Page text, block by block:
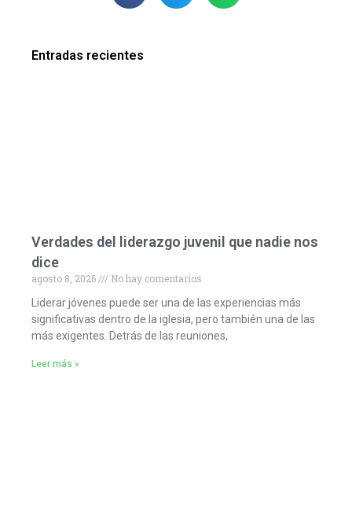
Entradas recientes
Verdades del liderazgo juvenil que nadie nos
dice
agosto 8, 2026
No hay comentarios
Liderar jóvenes puede ser una de las experiencias más
significativas dentro de la iglesia, pero también una de las
más exigentes. Detrás de las reuniones,
Leer más »